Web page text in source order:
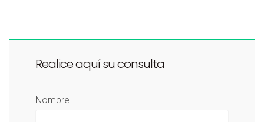
Realice aquí su consulta
Nombre